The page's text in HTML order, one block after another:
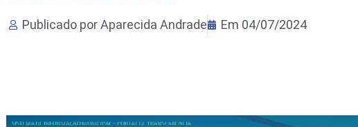
Publicado porAparecida Andrade Em 04/07/2024